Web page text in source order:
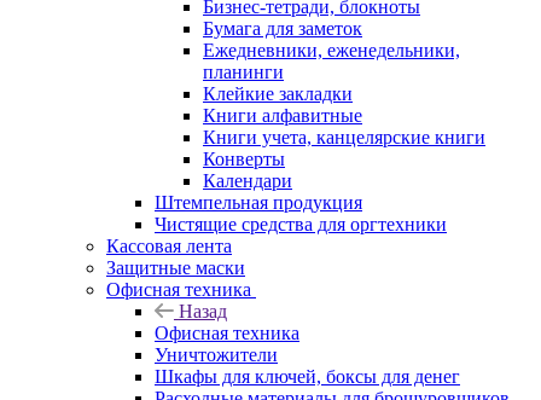
Бизнес-тетради, блокноты
Бумага для заметок
Ежедневники, еженедельники,
планинги
Клейкие закладки
Книги алфавитные
Книги учета, канцелярские книги
Конверты
Календари
Штемпельная продукция
Чистящие средства для оргтехники
Кассовая лента
Защитные маски
Офисная техника
Назад
Офисная техника
Уничтожители
Шкафы для ключей, боксы для денег